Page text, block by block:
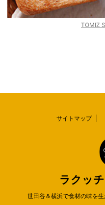
TOMIZ
サイトマップ
ラクッ
世田谷＆横浜で食材の味を